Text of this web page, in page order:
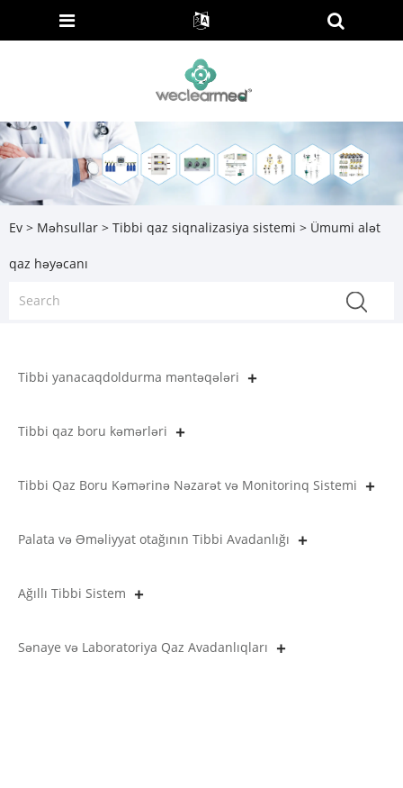
Ev > Məhsullar > Tibbi qaz siqnalizasiya sistemi > Ümumi alət
qaz həyəcanı
Tibbi yanacaqdoldurma məntəqələri
Tibbi qaz boru kəmərləri
Tibbi Qaz Boru Kəmərinə Nəzarət və Monitorinq Sistemi
Palata və Əməliyyat otağının Tibbi Avadanlığı
Ağıllı Tibbi Sistem
Sənaye və Laboratoriya Qaz Avadanlıqları